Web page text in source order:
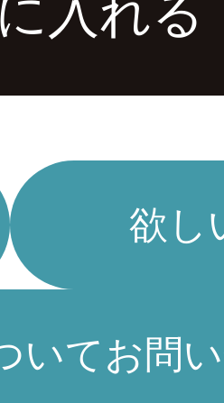
入れる
欲し
いてお問